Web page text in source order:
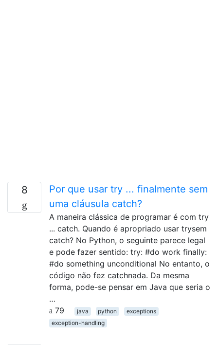
8
Por que usar try ... finalmente sem
uma cláusula catch?
A maneira clássica de programar é com try
... catch. Quando é apropriado usar trysem
catch? No Python, o seguinte parece legal
e pode fazer sentido: try: #do work finally:
#do something unconditional No entanto, o
código não fez catchnada. Da mesma
forma, pode-se pensar em Java que seria o
…
79
java python
exceptions
exception-handling